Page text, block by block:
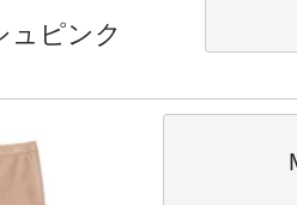
ュピンク